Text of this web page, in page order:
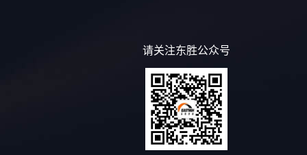
请关注东胜公众号